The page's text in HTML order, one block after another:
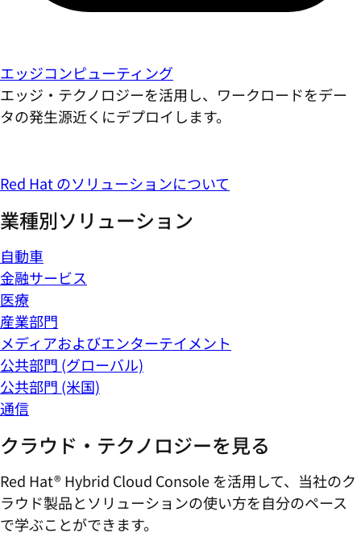
エッジコンピューティング
エッジ・テクノロジーを活用し、ワークロードをデー
タの発生源近くにデプロイします。
Red Hat のソリューションについて
業種別ソリューション
自動車
金融サービス
医療
産業部門
メディアおよびエンターテイメント
公共部門 (グローバル)
公共部門 (米国)
通信
クラウド・テクノロジーを見る
Red Hat® Hybrid Cloud Console を活用して、当社のク
ラウド製品とソリューションの使い方を自分のペース
で学ぶことができます。